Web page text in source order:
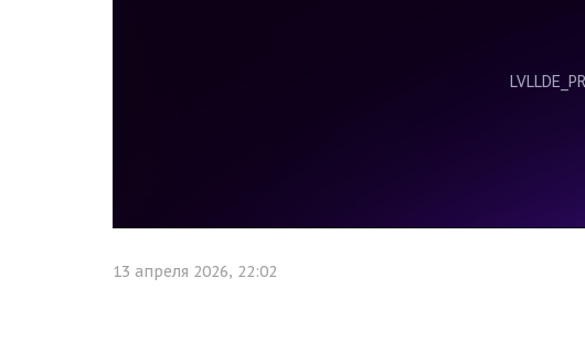
13 апреля 2026, 22:02